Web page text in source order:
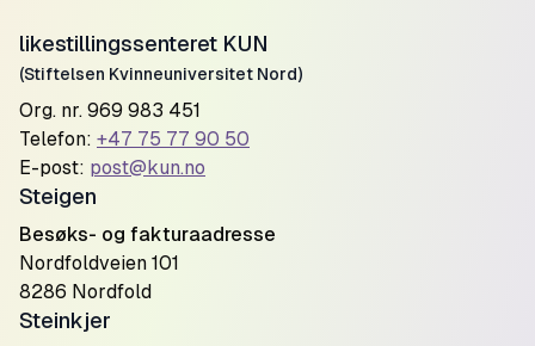
likestillingssenteret KUN
(Stiftelsen Kvinneuniversitet Nord)
Org. nr. 969 983 451
Telefon: +47 75 77 90 50
E-post: post@kun.no
Steigen
Besøks- og fakturaadresse
Nordfoldveien 101
8286 Nordfold
Steinkjer